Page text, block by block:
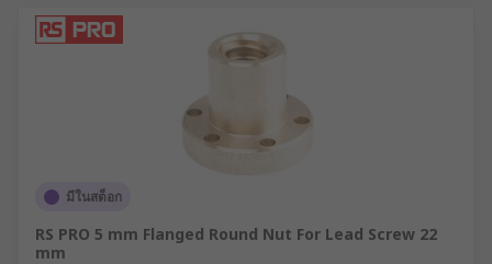
มีในสต็อก
RS PRO 5 mm Flanged Round Nut For Lead Screw 22
mm